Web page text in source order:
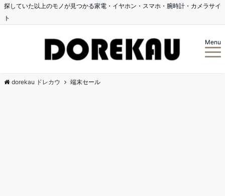
探していた以上のモノが見つかる家電・イヤホン・スマホ・腕時計・カメラサイ
ト
Menu
dorekau ドレカウ 端末セール